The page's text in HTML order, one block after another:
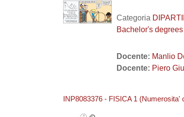
Categoria
Bachelor's
Docente: Manlio
Docente: Piero
INP8083376 - FISICA 1 (Numerosita'